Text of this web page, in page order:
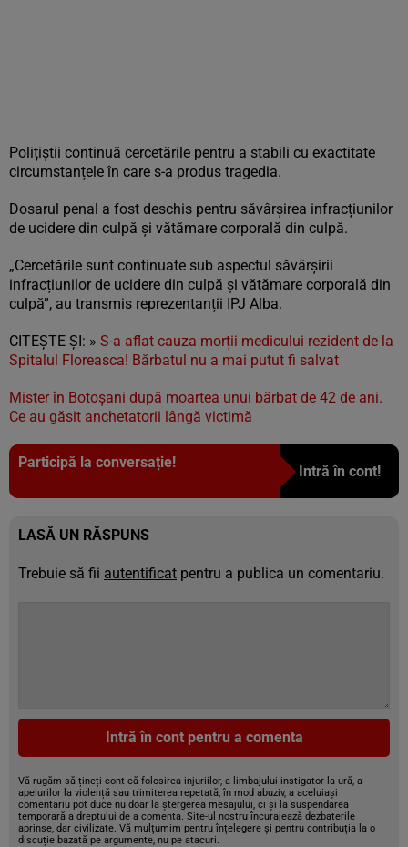
Polițiștii continuă cercetările pentru a stabili cu exactitate
circumstanțele în care s-a produs tragedia.
Dosarul penal a fost deschis pentru săvârșirea infracțiunilor
de ucidere din culpă și vătămare corporală din culpă.
„Cercetările sunt continuate sub aspectul săvârșirii
infracțiunilor de ucidere din culpă și vătămare corporală din
culpă”, au transmis reprezentanții IPJ Alba.
CITEȘTE ȘI: » S-a aflat cauza morții medicului rezident de la
Spitalul Floreasca! Bărbatul nu a mai putut fi salvat
Mister în Botoșani după moartea unui bărbat de 42 de ani.
Ce au găsit anchetatorii lângă victimă
Participă la conversație!
Intră în cont!
LASĂ UN RĂSPUNS
Trebuie să fii autentificat pentru a publica un comentariu.
Intră în cont pentru a comenta
Vă rugăm să țineți cont că folosirea injuriilor, a limbajului instigator la ură, a
apelurilor la violență sau trimiterea repetată, în mod abuziv, a aceluiași
comentariu pot duce nu doar la ștergerea mesajului, ci și la suspendarea
temporară a dreptului de a comenta. Site-ul nostru încurajează dezbaterile
aprinse, dar civilizate. Vă mulțumim pentru înțelegere și pentru contribuția la o
discuție bazată pe argumente, nu pe atacuri.